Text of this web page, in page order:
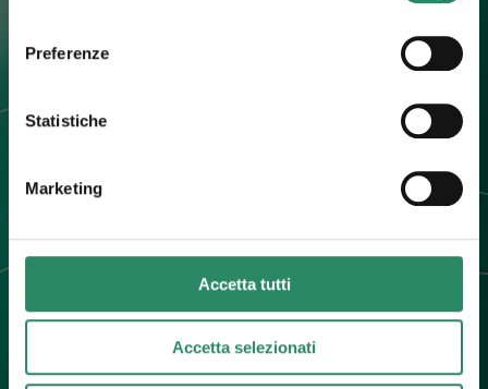
Preferenze
Statistiche
Marketing
Accetta tutti
Accetta selezionati